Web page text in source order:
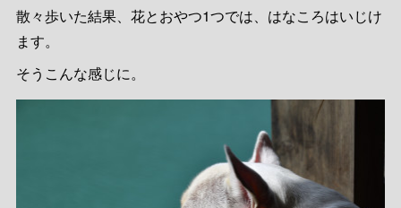
散々歩いた結果、花とおやつ1つでは、はなころはいじけ
ます。
そうこんな感じに。